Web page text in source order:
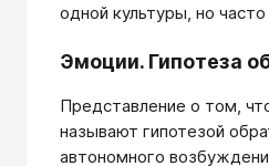
одной культуры, но
Эмоции. Гипотеза
Представление о том,
называют гипотезой
автономного